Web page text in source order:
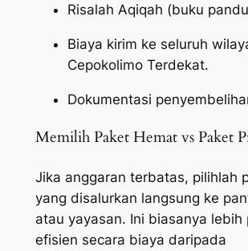
Risalah Aqiqah (buku
Biaya kirim ke seluruh
Cepokolimo Terdekat.
Dokumentasi
Memilih Paket Hemat vs Paket
Jika anggaran terbatas, pilihlah
yang disalurkan langsung ke
atau yayasan. Ini biasanya lebih
efisien secara biaya daripada